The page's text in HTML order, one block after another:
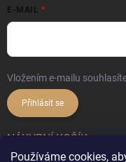
Používáme cookies,
E-MAIL
Vložením e-mailu
Přihlásit se
NÁKUPNÍ KOŠÍK